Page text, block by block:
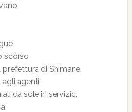
scorso
di Shimane,
agli agenti
da sole in servizio,